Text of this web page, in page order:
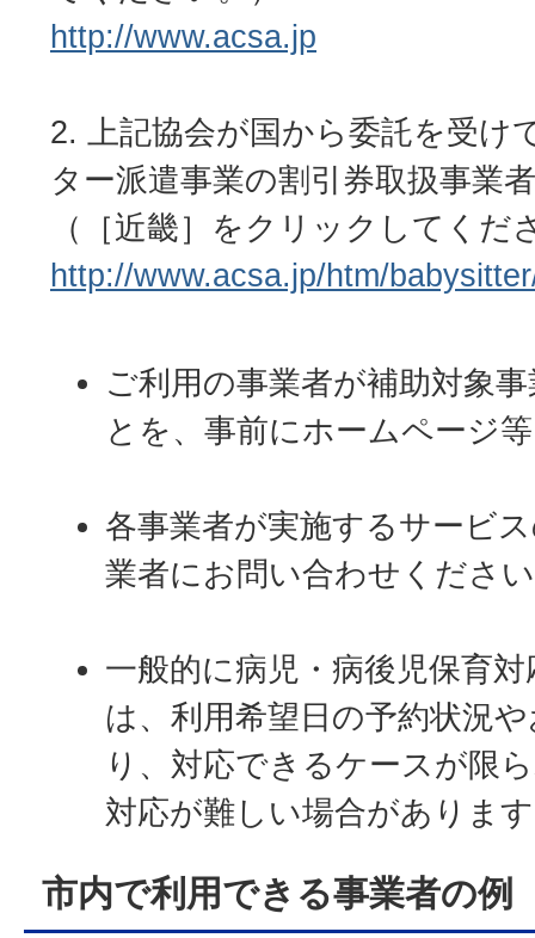
http://www.acsa.jp
上記協会が国から委託を受
ター派遣事業の割引券取扱事業者
（［近畿］をクリックしてくだ
http://www.acsa.jp/htm/
ご利用の事業者が補助対象
とを、事前にホームページ
各事業者が実施するサービ
業者にお問い合わせくださ
一般的に病児・病後児保育
は、利用希望日の予約状況
り、対応できるケースが限
対応が難しい場合がありま
市内で利用できる事業者の例